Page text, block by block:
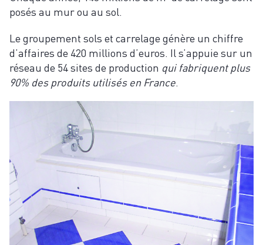
posés au mur ou au sol.
Le groupement sols et carrelage génère un chiffre
d’affaires de 420 millions d’euros. Il s’appuie sur un
réseau de 54 sites de production qui fabriquent plus
90% des produits utilisés en France.